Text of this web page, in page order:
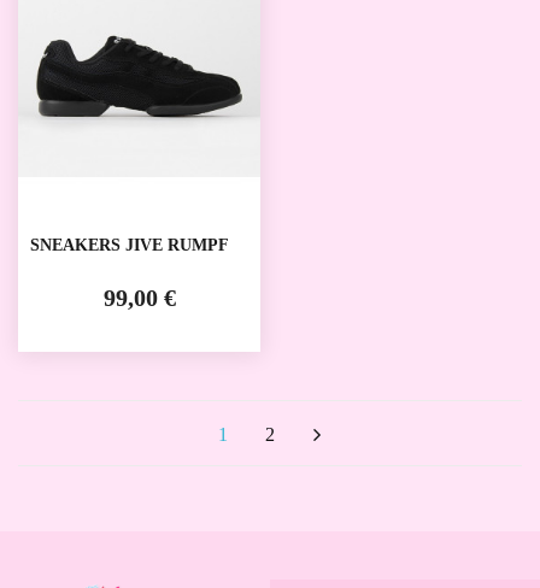
SNEAKERS JIVE RUMPF
99,00 €
1 2